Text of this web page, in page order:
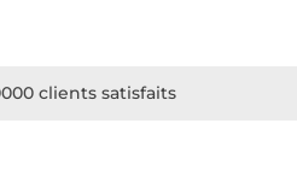
clients satisfaits